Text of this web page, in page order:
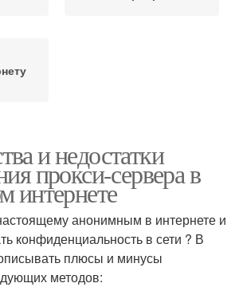
и недостатки
прокси-сервера в
интернете
анонимным в интернете и
конфиденциальность в сети ? В
плюсы и минусы
методов: